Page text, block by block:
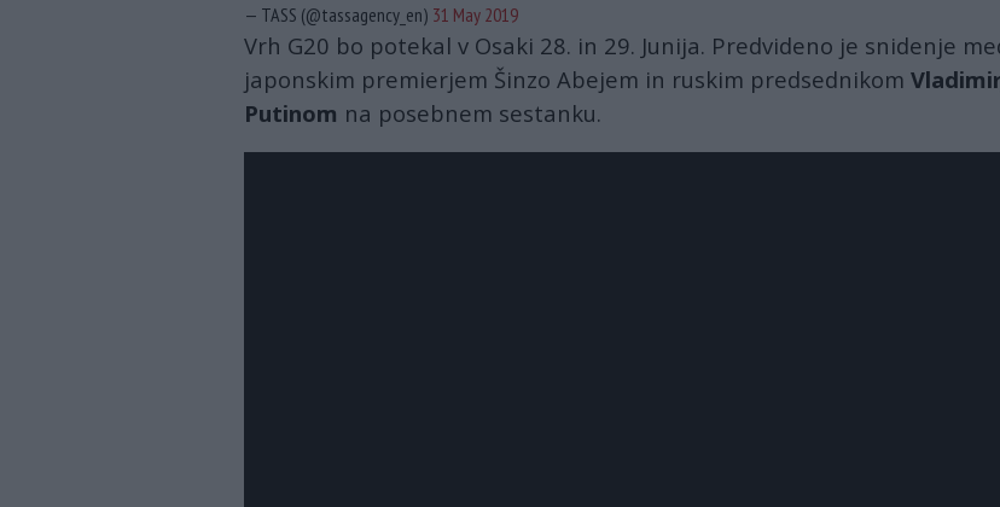
— TASS (@tassagency_en) 31 May 2019
Vrh G20 bo potekal v Osaki 28. in 29. Junija. Predvideno je snidenje
japonskim premierjem Šinzo Abejem in ruskim predsednikom
Putinom na posebnem sestanku.